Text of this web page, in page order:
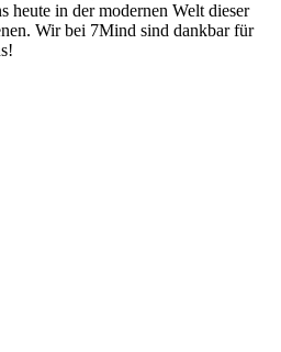
heute in der modernen Welt dieser
Wir bei 7Mind sind dankbar für